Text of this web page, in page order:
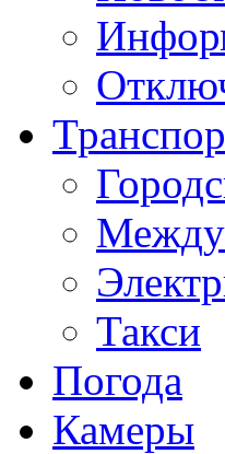
Такси
Погода
Камеры